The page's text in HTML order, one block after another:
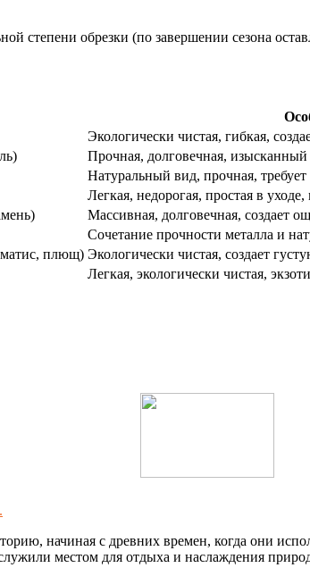
степени обрезки (по завершении сезона
Экологически чистая, гибкая,
Прочная, долговечная,
Натуральный вид, прочная,
Легкая, недорогая, простая в
Массивная, долговечная, создает
Сочетание прочности металла и
плющ) Экологически чистая, создает
Легкая, экологически чистая,
начиная с древних времен, когда они
местом для отдыха и наслаждения